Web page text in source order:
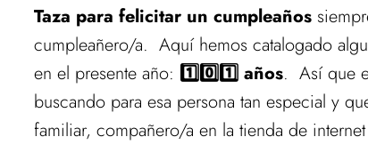
Taza para felicitar un cumpleaños
cumpleañero/a. Aquí hemos catalogado
en el presente año: 1️⃣0️⃣1️⃣ años. Así que
buscando para esa persona tan especial y
familiar, compañero/a en la tienda de